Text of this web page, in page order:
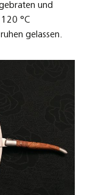
und
°C
gelassen.